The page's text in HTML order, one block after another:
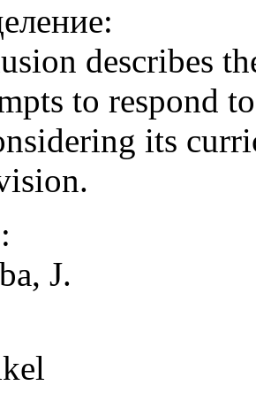
describes
to respond
its
J.